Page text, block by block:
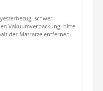
schwer
Vakuumverpackung, bitte
der Matratze entfernen.